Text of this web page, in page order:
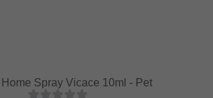
Spray Vicace 10ml - Pet